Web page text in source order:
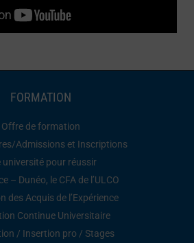
FORMATION
Offre de formation
Admissions et Inscriptions
université pour réussir
– Dunéo, le CFA de l’ULCO
des Acquis de l’Expérience
Continue Universitaire
/ Insertion pro / Stages